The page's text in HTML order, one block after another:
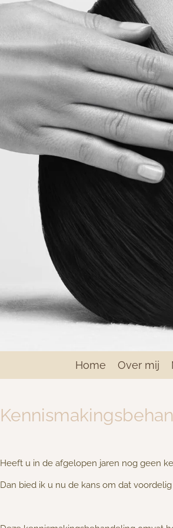
Home Over mij
Heeft u in de afgelopen jaren nog geen
Dan bied ik u nu de kans om dat